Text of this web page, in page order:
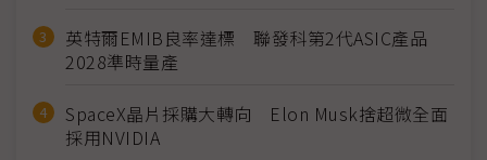
英特爾EMIB良率達標 聯發科第2代ASIC產品
2028準時量產
SpaceX晶片採購大轉向 Elon Musk捨超微全面
採用NVIDIA